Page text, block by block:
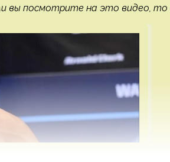
вы посмотрите на это видео, то